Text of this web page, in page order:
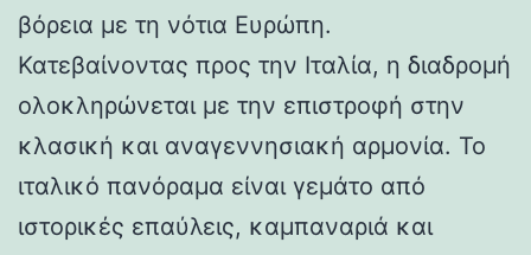
βόρεια με τη νότια Ευρώπη.
Κατεβαίνοντας προς την Ιταλία, η διαδρομή
ολοκληρώνεται με την επιστροφή στην
κλασική και αναγεννησιακή αρμονία. Το
ιταλικό πανόραμα είναι γεμάτο από
ιστορικές επαύλεις, καμπαναριά και